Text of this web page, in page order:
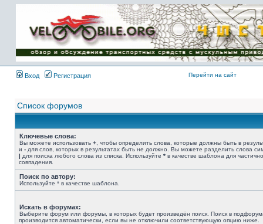
Имя пользователя:
Пароль:
{ LOG_ME_IN_SHORT
}
Вход
Регистрация Перейти на сайт
Список форумов
Ключевые слова:
Вы можете использовать + , чтобы определить слова, которые должны быть в
и - для слов, которых в результатах быть не должно. Вы можете разделить слова
| для поиска любого слова из списка. Используйте * в качестве шаблона для
совпадения.
Поиск по автору:
Используйте * в качестве шаблона.
Искать в форумах:
Выберите форум или форумы, в которых будет произведён поиск. Поиск в
производится автоматически, если вы не отключили соответствующую опцию ниже.